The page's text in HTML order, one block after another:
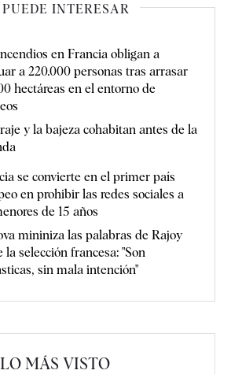
INTERESAR
en Francia obligan a
a 220.000 personas tras arrasar
hectáreas en el entorno de
y la bajeza cohabitan antes de la
se convierte en el primer país
en prohibir las redes sociales a
de 15 años
mininiza las palabras de Rajoy
la selección francesa: "Son
sin mala intención"
LO MÁS VISTO